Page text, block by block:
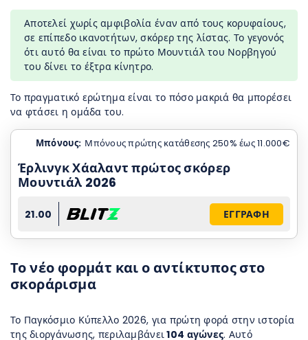
Αποτελεί χωρίς αμφιβολία έναν από τους κορυφαίους,
σε επίπεδο ικανοτήτων, σκόρερ της λίστας. Το γεγονός
ότι αυτό θα είναι το πρώτο Μουντιάλ του Νορβηγού
του δίνει το έξτρα κίνητρο.
Το πραγματικό ερώτημα είναι το πόσο μακριά θα μπορέσει
να φτάσει η ομάδα του.
Μπόνους: Μπόνους πρώτης κατάθεσης 250% έως 11.000€
Έρλινγκ Χάαλαντ πρώτος σκόρερ
Μουντιάλ 2026
21.00 ΕΓΓΡΑΦΗ
Το νέο φορμάτ και ο αντίκτυπος στο
σκοράρισμα
Το Παγκόσμιο Κύπελλο 2026, για πρώτη φορά στην ιστορία
της διοργάνωσης, περιλαμβάνει104 αγώνες. Αυτό